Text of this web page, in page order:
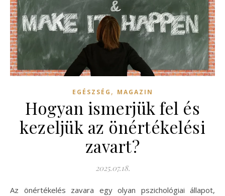
EGÉSZSÉG , MAGAZIN
Hogyan ismerjük fel és
kezeljük az önértékelési
zavart?
2025.07.18.
Az önértékelés zavara egy olyan pszichológiai állapot,